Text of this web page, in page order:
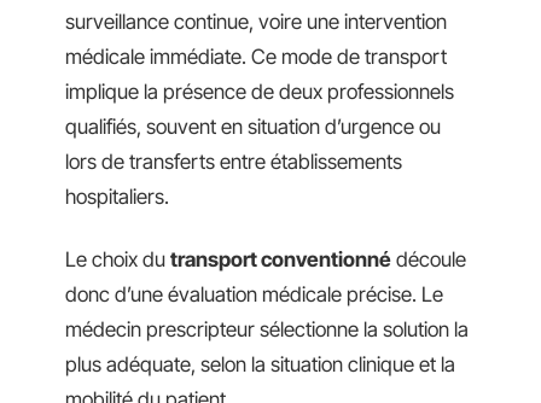
surveillance continue, voire une intervention
médicale immédiate. Ce mode de transport
implique la présence de deux professionnels
qualifiés, souvent en situation d’urgence ou
lors de transferts entre établissements
hospitaliers.
Le choix du transport conventionné découle
donc d’une évaluation médicale précise. Le
médecin prescripteur sélectionne la solution la
plus adéquate, selon la situation clinique et la